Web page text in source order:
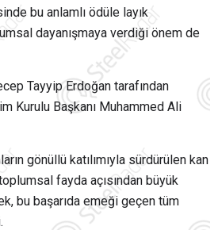
bu anlamlı ödüle layık
dayanışmaya verdiği önem de
Tayyip Erdoğan tarafından
Kurulu Başkanı Muhammed Ali
gönüllü katılımıyla sürdürülen kan
fayda açısından büyük
bu başarıda emeği geçen tüm